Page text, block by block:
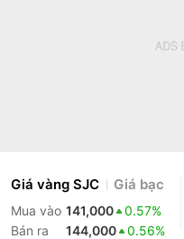
Giá vàng SJC Giá bạc
Mua vào 141,000
0.57%
Bán ra
144,000 0.56%